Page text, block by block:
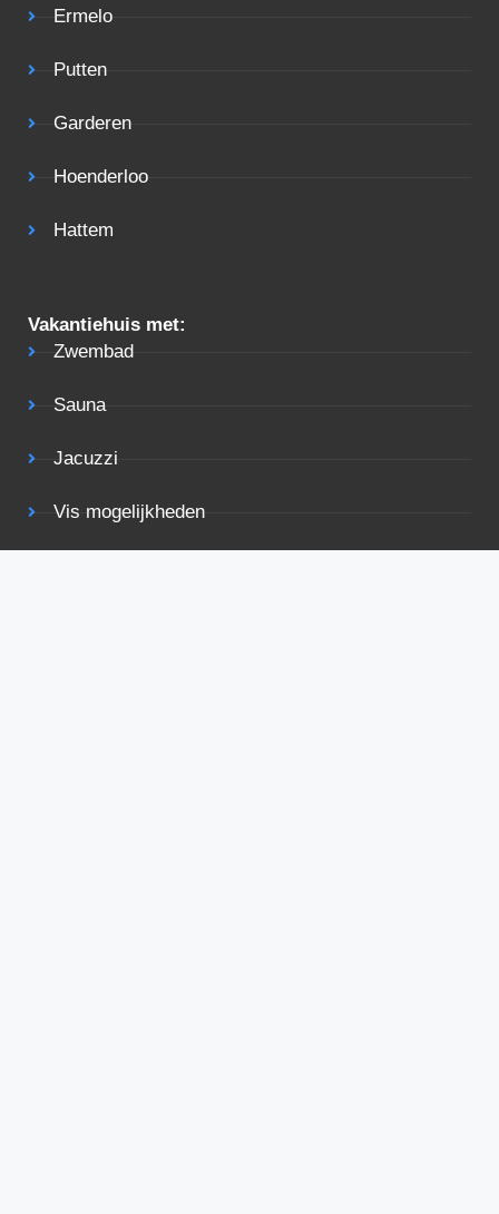
Ermelo
Putten
Garderen
Hoenderloo
Hattem
Vakantiehuis met:
Zwembad
Sauna
Jacuzzi
Vis mogelijkheden